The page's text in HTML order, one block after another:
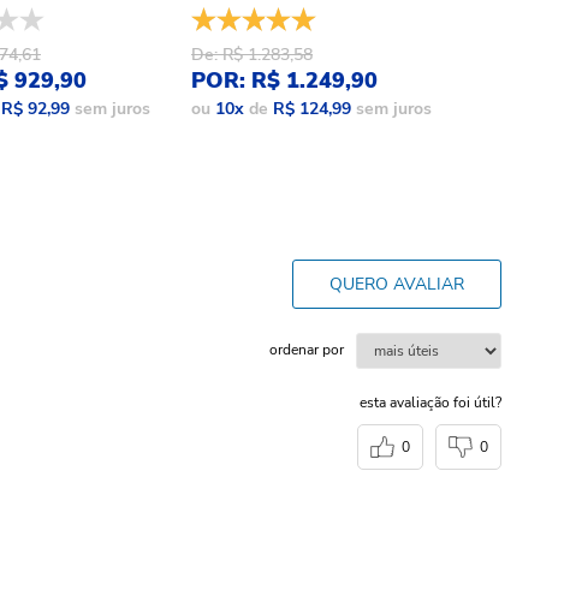
929,90
R$ 92,99 sem juros
De: R$ 1.283,58
POR: R$ 1.249,90
ou 10x de R$ 124,99 sem juros
QUERO AVALIAR
ordenar por
esta avaliação foi útil?
0 0